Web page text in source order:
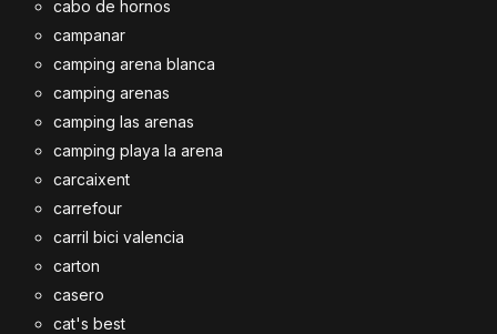
cabo de hornos
campanar
camping arena blanca
camping arenas
camping las arenas
camping playa la arena
carcaixent
carrefour
carril bici valencia
carton
casero
cat's best